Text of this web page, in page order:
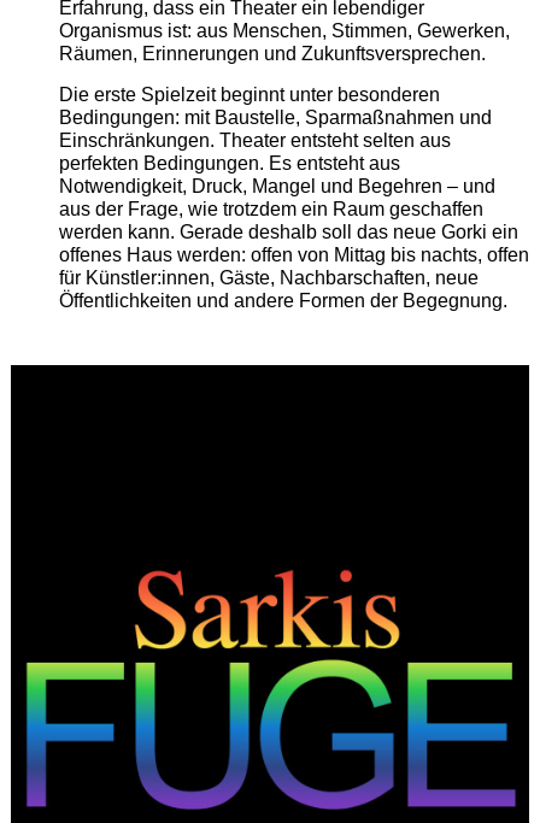
Erfahrung, dass ein Theater ein lebendiger
Organismus ist: aus Menschen, Stimmen, Gewerken,
Räumen, Erinnerungen und Zukunftsversprechen.
Die erste Spielzeit beginnt unter besonderen
Bedingungen: mit Baustelle, Sparmaßnahmen und
Einschränkungen. Theater entsteht selten aus
perfekten Bedingungen. Es entsteht aus
Notwendigkeit, Druck, Mangel und Begehren – und
aus der Frage, wie trotzdem ein Raum geschaffen
werden kann. Gerade deshalb soll das neue Gorki ein
offenes Haus werden: offen von Mittag bis nachts, offen
für Künstler:innen, Gäste, Nachbarschaften, neue
Öffentlichkeiten und andere Formen der Begegnung.